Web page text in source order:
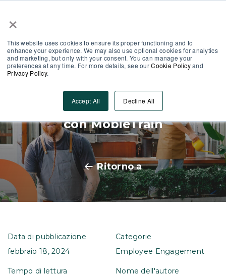
×
This website uses cookies to ensure its proper functioning and to
enhance your experience. We may also use optional cookies for analytics
and marketing, but only with your consent. You can manage your
preferences at any time. For more details, see ourCookie Policyand
Privacy Policy.
Accept All Decline All
Trasforma l'onboarding del
personale della Ristorazione
con MobieTrain
Ritorno a
Data di pubblicazione
febbraio 18, 2024
Categorie
Employee Engagement
Tempo di lettura
Nome dell'autore